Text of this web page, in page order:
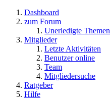
Dashboard
zum Forum
Unerledigte Themen
Mitglieder
Letzte Aktivitäten
Benutzer online
Team
Mitgliedersuche
Ratgeber
Hilfe